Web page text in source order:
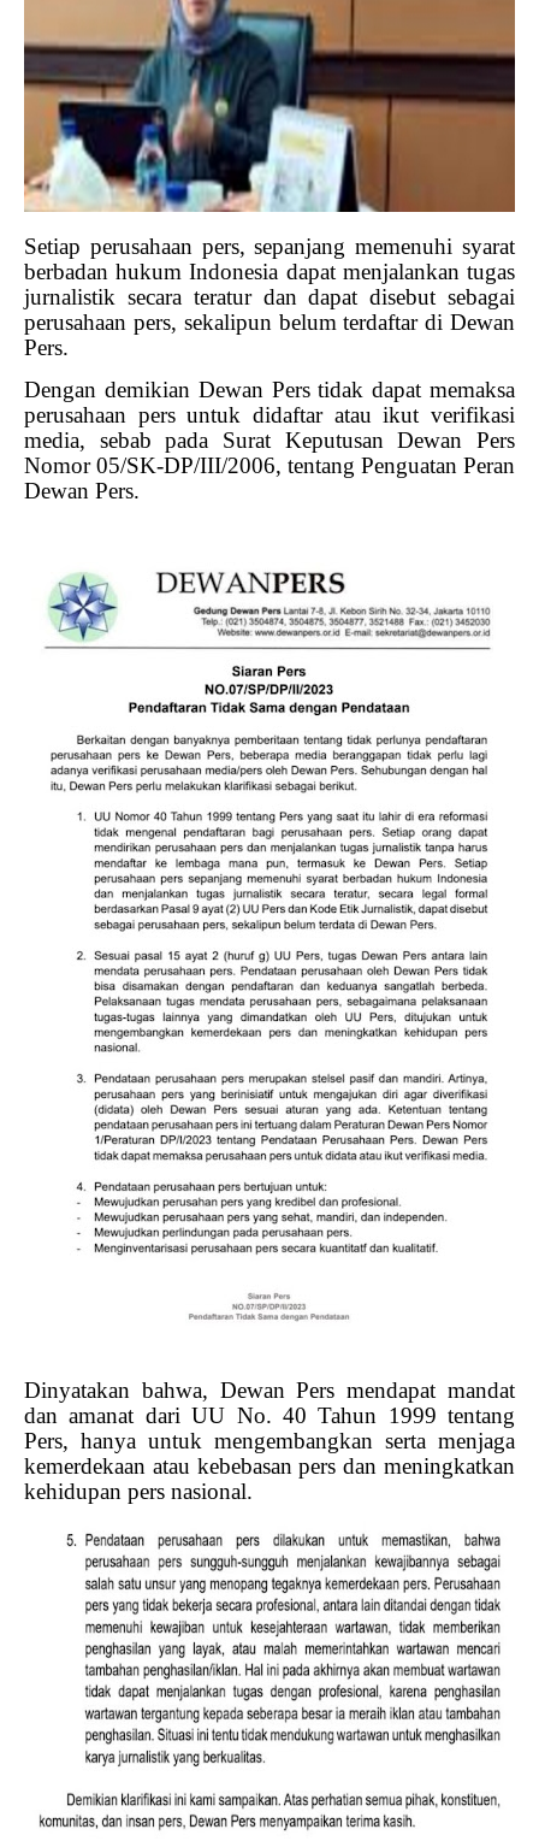
Setiap perusahaan pers, sepanjang memenuhi syarat
berbadan hukum Indonesia dapat menjalankan tugas
jurnalistik secara teratur dan dapat disebut sebagai
perusahaan pers, sekalipun belum terdaftar di Dewan
Pers.
Dengan demikian Dewan Pers tidak dapat memaksa
perusahaan pers untuk didaftar atau ikut verifikasi
media, sebab pada Surat Keputusan Dewan Pers
Nomor 05/SK-DP/III/2006, tentang Penguatan Peran
Dewan Pers.
Dinyatakan bahwa, Dewan Pers mendapat mandat
dan amanat dari UU No. 40 Tahun 1999 tentang
Pers, hanya untuk mengembangkan serta menjaga
kemerdekaan atau kebebasan pers dan meningkatkan
kehidupan pers nasional.